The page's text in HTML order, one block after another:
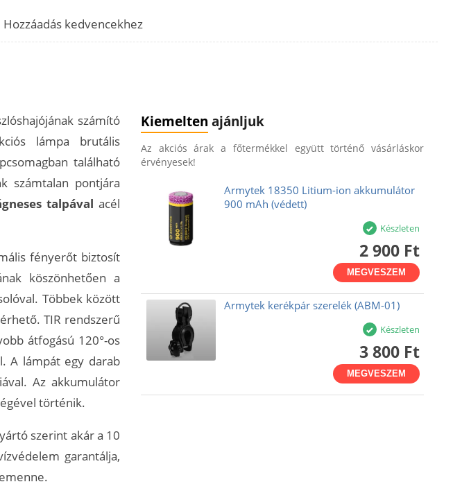
Hozzáadás kedvencekhez
számító
lámpa brutális
található
számtalan pontjára
talpával acél
fényerőt biztosít
köszönhetően a
Többek között
TIR rendszerű
átfogású 120°-os
A lámpát egy darab
Az akkumulátor
történik.
szerint akár a 10
garantálja,
Kiemelten ajánljuk
Az akciós árak a főtermékkel együtt történő vásárláskor
érvényesek!
Armytek 18350 Litium-ion akkumulátor
900 mAh (védett)
Készleten
2 900 Ft
MEGVESZEM
Armytek kerékpár szerelék (ABM-01)
Készleten
3 800 Ft
MEGVESZEM